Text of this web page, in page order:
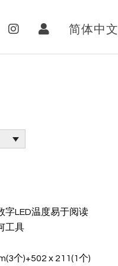
简体中文
字LED温度易于阅读
工具
个)+502 x 211(1个)